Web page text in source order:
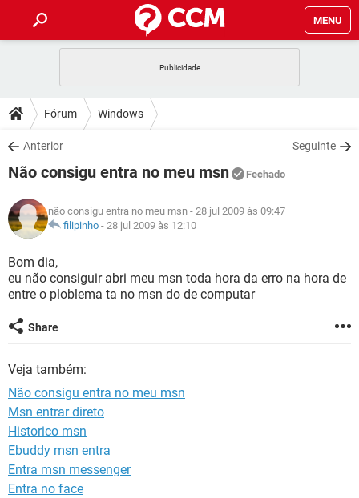
MENU
CELULAR
OUTLOOK
INSTAGRAM GMAIL
GUIA DE COMPRAS
DICAS
JOGOS
INSTAGRAM GMAIL
GUIA DE COMPRAS
DOWNLOADS
JOGOS WHATSAPP
CELULAR
OUTLOOK EXCEL
INSTAGRAM
GUIA DE COMPRAS
JOGOS WHATSAPP
CELULAR
OUTLOOK
INSTAGRAM GMAIL
GUIA DE COMPRAS
GLOSSÁRIO
JOGOS
CELULAR FACEBOOK
INSTAGRAM
GUIA DE COMPRAS
Fórum Windows
Anterior Seguinte
Não consigu entra no meu msn Fechado
não consigu entra no meu msn - 28 jul 2009 às 09:47
filipinho - 28 jul 2009 às 12:10
Bom dia,
eu não consiguir abri meu msn toda hora da erro na hora de
entre o ploblema ta no msn do de computar
Share
Veja também:
Não consigu entra no meu msn
Msn entrar direto
Historico msn
Ebuddy msn entra
Entra msn messenger
Entra no face